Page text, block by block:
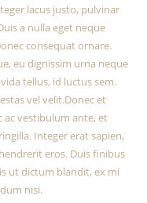
lacus justo, pulvinar
a nulla eget neque
consequat ornare.
eu dignissim urna neque
tellus, id luctus sem.
vel velit.Donec et
ac vestibulum ante, et
Integer erat sapien,
eros. Duis finibus
ut dictum blandit, ex mi
nisi.